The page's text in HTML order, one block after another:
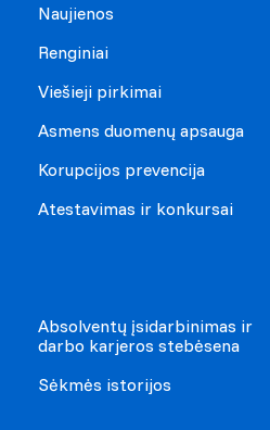
Naujienos
Renginiai
Viešieji pirkimai
Asmens duomenų apsauga
Korupcijos prevencija
Atestavimas ir konkursai
Absolventų įsidarbinimas ir
darbo karjeros stebėsena
Sėkmės istorijos